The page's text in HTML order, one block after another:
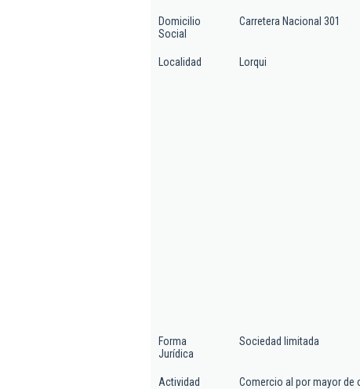
Domicilio
Social
Carretera Nacional 301
Localidad Lorqui
Forma
Jurídica
Sociedad limitada
Actividad Comercio al por mayor